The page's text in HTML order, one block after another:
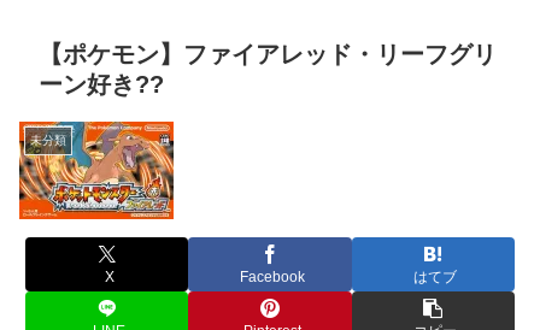
【ポケモン】ファイアレッド・リーフグリ
ーン好き??
未分類
X Facebook はてブ